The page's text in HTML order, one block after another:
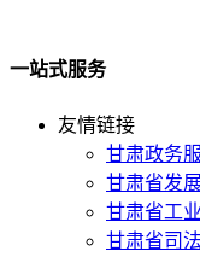
一站式服务
友情链接
甘肃政务
甘肃省发
甘肃省工
甘肃省司